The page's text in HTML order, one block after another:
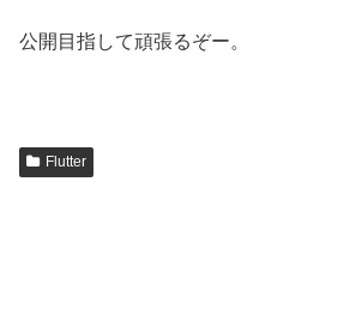
公開目指して頑張るぞー。
Flutter